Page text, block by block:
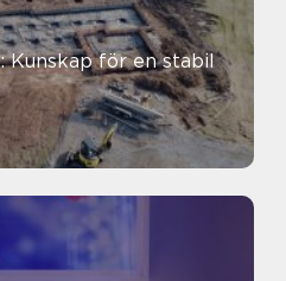
Kunskap för en stabil